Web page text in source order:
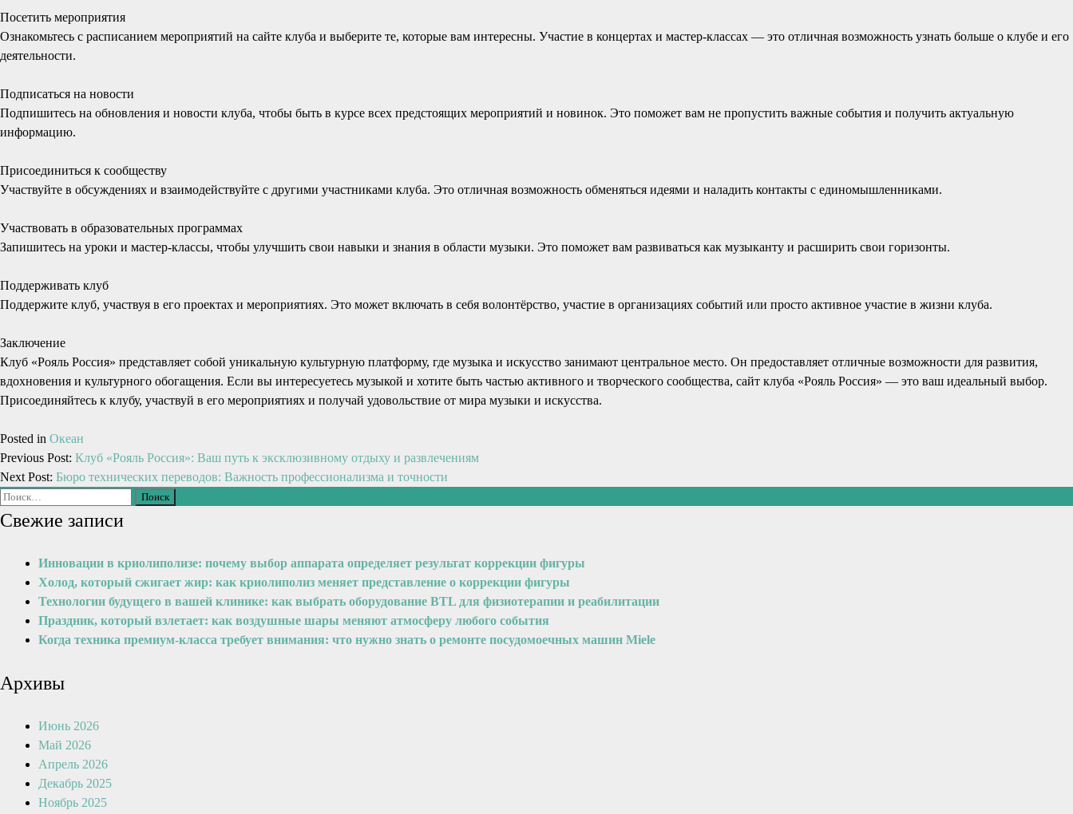
Посетить мероприятия
Ознакомьтесь с расписанием мероприятий на сайте клуба и выберите те, которые вам интересны. Участие в концертах и мастер-классах — это отличная возможность узнать больше о клубе и его
деятельности.
Подписаться на новости
Подпишитесь на обновления и новости клуба, чтобы быть в курсе всех предстоящих мероприятий и новинок. Это поможет вам не пропустить важные события и получить актуальную
информацию.
Присоединиться к сообществу
Участвуйте в обсуждениях и взаимодействуйте с другими участниками клуба. Это отличная возможность обменяться идеями и наладить контакты с единомышленниками.
Участвовать в образовательных программах
Запишитесь на уроки и мастер-классы, чтобы улучшить свои навыки и знания в области музыки. Это поможет вам развиваться как музыканту и расширить свои горизонты.
Поддерживать клуб
Поддержите клуб, участвуя в его проектах и мероприятиях. Это может включать в себя волонтёрство, участие в организациях событий или просто активное участие в жизни клуба.
Заключение
Клуб «Рояль Россия» представляет собой уникальную культурную платформу, где музыка и искусство занимают центральное место. Он предоставляет отличные возможности для развития,
вдохновения и культурного обогащения. Если вы интересуетесь музыкой и хотите быть частью активного и творческого сообщества, сайт клуба «Рояль Россия» — это ваш идеальный выбор.
Присоединяйтесь к клубу, участвуй в его мероприятиях и получай удовольствие от мира музыки и искусства.
Posted in Океан
Previous Post: Клуб «Рояль Россия»: Ваш путь к эксклюзивному отдыху и развлечениям
Next Post: Бюро технических переводов: Важность профессионализма и точности
Свежие записи
Инновации в криолиполизе: почему выбор аппарата определяет результат коррекции фигуры
Холод, который сжигает жир: как криолиполиз меняет представление о коррекции фигуры
Технологии будущего в вашей клинике: как выбрать оборудование BTL для физиотерапии и реабилитации
Праздник, который взлетает: как воздушные шары меняют атмосферу любого события
Когда техника премиум-класса требует внимания: что нужно знать о ремонте посудомоечных машин Miele
Архивы
Июнь 2026
Май 2026
Апрель 2026
Декабрь 2025
Ноябрь 2025